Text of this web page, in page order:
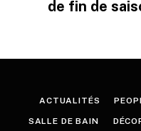
de fin de
ACTUALITÉS
SALLE DE BAIN